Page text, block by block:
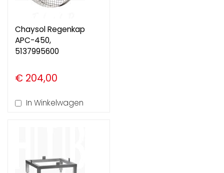
Chaysol Regenkap
APC-450,
5137995600
€ 204,00
In Winkelwagen